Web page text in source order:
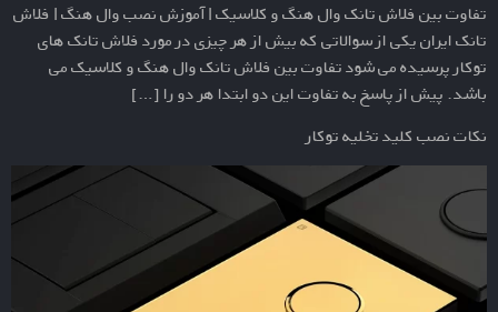
تفاوت بین فلاش تانک وال هنگ و کلاسیک | آموزش نصب وال هنگ | فلاش
تانک ایران یکی از سوالاتی که بیش از هر چیزی در مورد فلاش تانک های
توکار پرسیده می شود تفاوت بین فلاش تانک وال هنگ و کلاسیک می
باشد. پیش از پاسخ به تفاوت این دو ابتدا هر دو را […]
نکات نصب کلید تخلیه توکار